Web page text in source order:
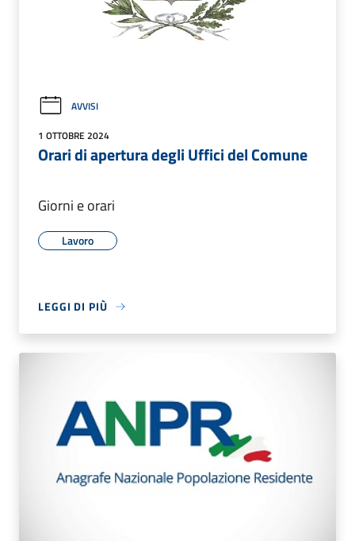
AVVISI
1 OTTOBRE 2024
Orari di apertura degli Uffici del Comune
Giorni e orari
Lavoro
LEGGI DI PIÙ